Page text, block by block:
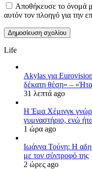
Αποθήκευσε το όνομά
αυτόν τον πλοηγό για την
Life
Akylas για
δέκατη θέση» –
31 λεπτά ago
Η Έμα Χέμινγκ
γυμναστήριο, ενώ
1 ώρα ago
Ιωάννα Τούνη: Η
με τον σύντροφό της
2 ώρες ago